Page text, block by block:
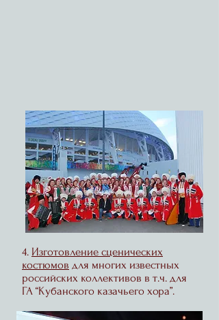
4. Изготовление сценических
костюмов для многих известных
российских коллективов в т.ч. для
ГА “Кубанского казачьего хора”.